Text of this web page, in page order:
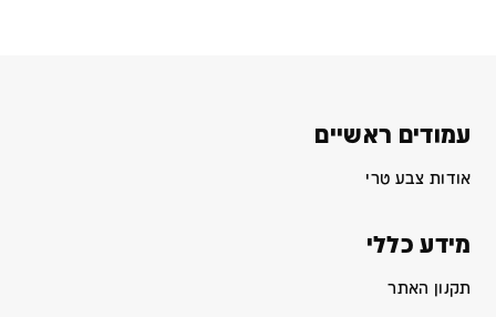
עמודים ראשיים
אודות צבע טרי
מידע כללי
תקנון האתר